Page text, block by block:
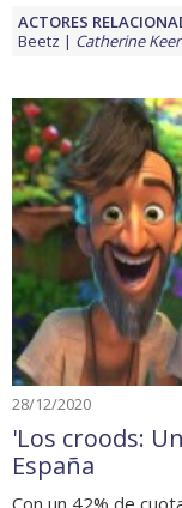
ACTORES
Beetz
Catherine
28/12/2020
'Los croods:
España
Con un 42% de